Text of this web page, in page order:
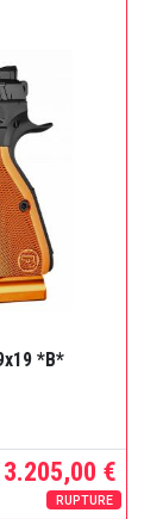
*B*
3.205,00 €
RUPTURE